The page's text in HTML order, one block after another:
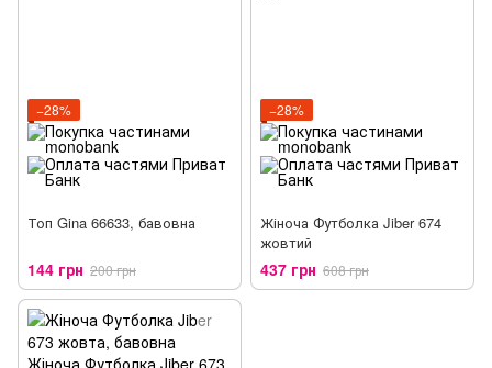
−28%
Топ Gina 66633, бавовна
144 грн 200 грн
−28%
Жіноча Футболка Jiber 674
жовтий
437 грн 608 грн